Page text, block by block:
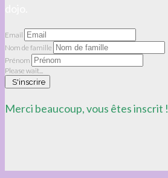
Email
Nom de famille
Prénom
Please wait...
S'inscrire
Merci beaucoup, vous êtes inscrit !